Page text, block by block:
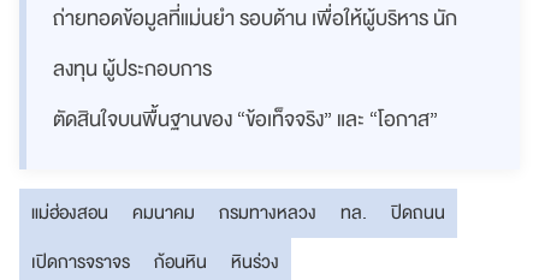
ถ่ายทอดข้อมูลที่แม่นยำ รอบด้าน เพื่อให้ผู้บริหาร นัก
ลงทุน ผู้ประกอบการ
ตัดสินใจบนพื้นฐานของ “ข้อเท็จจริง” และ “โอกาส”
แม่ฮ่องสอน คมนาคม กรมทางหลวง ทล.
ปิดถนน
เปิดการจราจร
ก้อนหิน หินร่วง